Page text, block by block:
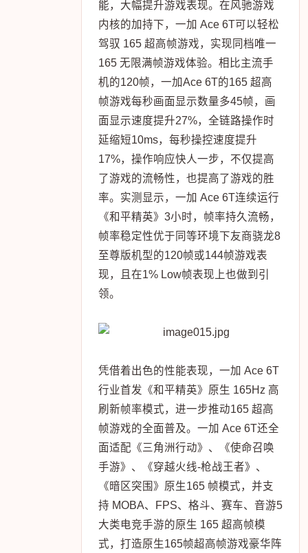
能，大幅提升游戏表现。在风驰游戏
内核的加持下，一加 Ace 6T可以轻松
驾驭 165 超高帧游戏，实现同档唯一
165 无限满帧游戏体验。相比主流手
机的120帧，一加Ace 6T的165 超高
帧游戏每秒画面显示数量多45帧，画
面显示速度提升27%，全链路操作时
延缩短10ms，每秒操控速度提升
17%，操作响应快人一步，不仅提高
了游戏的流畅性，也提高了游戏的胜
率。实测显示，一加 Ace 6T连续运行
《和平精英》3小时，帧率持久流畅，
帧率稳定性优于同等环境下友商骁龙8
至尊版机型的120帧或144帧游戏表
现，且在1% Low帧表现上也做到引
领。
凭借着出色的性能表现，一加 Ace 6T
行业首发《和平精英》原生 165Hz 高
刷新帧率模式，进一步推动165 超高
帧游戏的全面普及。一加 Ace 6T还全
面适配《三角洲行动》、《使命召唤
手游》、《穿越火线-枪战王者》、
《暗区突围》原生165 帧模式，并支
持 MOBA、FPS、格斗、赛车、音游5
大类电竞手游的原生 165 超高帧模
式，打造原生165帧超高帧游戏豪华阵